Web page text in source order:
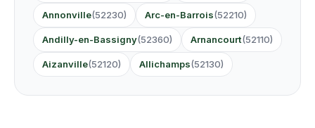
Annonville(52230) Arc-en-Barrois(52210)
Andilly-en-Bassigny(52360) Arnancourt(52110)
Aizanville(52120) Allichamps(52130)